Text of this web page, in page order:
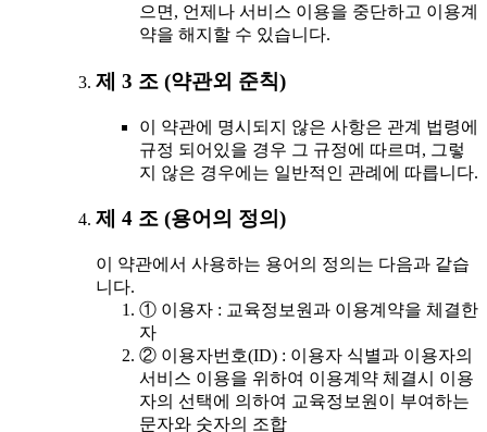
으면, 언제나 서비스 이용을 중단하고 이용계
약을 해지할 수 있습니다.
제 3 조 (약관외 준칙)
이 약관에 명시되지 않은 사항은 관계 법령에
규정 되어있을 경우 그 규정에 따르며, 그렇
지 않은 경우에는 일반적인 관례에 따릅니다.
제 4 조 (용어의 정의)
이 약관에서 사용하는 용어의 정의는 다음과 같습
니다.
① 이용자 : 교육정보원과 이용계약을 체결한
자
② 이용자번호(ID) : 이용자 식별과 이용자의
서비스 이용을 위하여 이용계약 체결시 이용
자의 선택에 의하여 교육정보원이 부여하는
문자와 숫자의 조합